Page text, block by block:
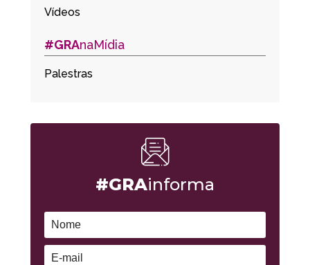
Vídeos
#GRAnaMídia
Palestras
#GRAinforma